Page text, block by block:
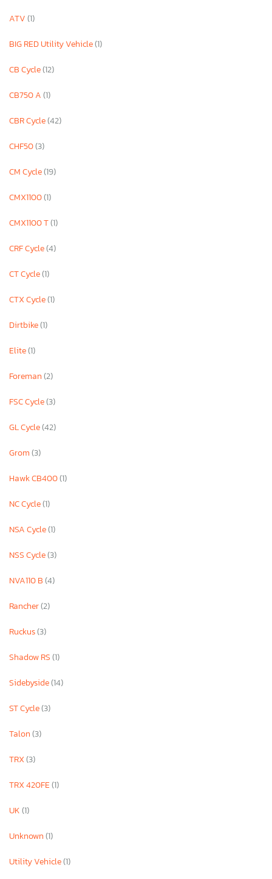
ATV(1)
BIG RED Utility Vehicle(1)
CB Cycle(12)
CB750 A(1)
CBR Cycle(42)
CHF50(3)
CM Cycle(19)
CMX1100(1)
CMX1100 T(1)
CRF Cycle(4)
CT Cycle(1)
CTX Cycle(1)
Dirtbike(1)
Elite(1)
Foreman(2)
FSC Cycle(3)
GL Cycle(42)
Grom(3)
Hawk CB400(1)
NC Cycle(1)
NSA Cycle(1)
NSS Cycle(3)
NVA110 B(4)
Rancher(2)
Ruckus(3)
Shadow RS(1)
Sidebyside(14)
ST Cycle(3)
Talon(3)
TRX(3)
TRX 420FE(1)
UK(1)
Unknown(1)
Utility Vehicle(1)